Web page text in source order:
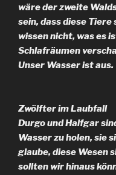
wäre der zweite
sein, dass diese
wissen nicht, was es
Schlafräumen
Unser Wasser ist aus.
Zwölfter im Laubfall
Durgo und Halfgar
Wasser zu holen, sie
glaube, diese Wesen
sollten wir hinaus